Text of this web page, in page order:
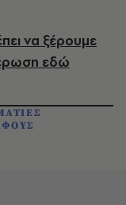
να ξέρουμε
εδώ